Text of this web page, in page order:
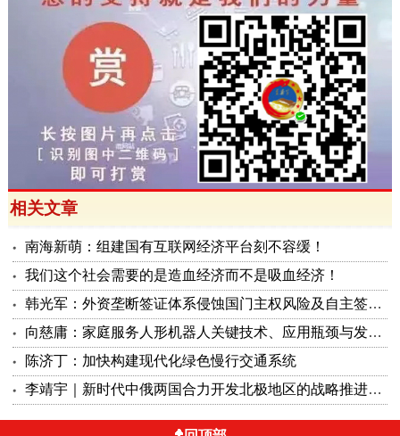
相关文章
南海新萌：组建国有互联网经济平台刻不容缓！
我们这个社会需要的是造血经济而不是吸血经济！
韩光军：外资垄断签证体系侵蚀国门主权风险及自主签证治理方案
向慈庸：家庭服务人形机器人关键技术、应用瓶颈与发展路径研究
陈济丁：加快构建现代化绿色慢行交通系统
李靖宇｜新时代中俄两国合力开发北极地区的战略推进构想